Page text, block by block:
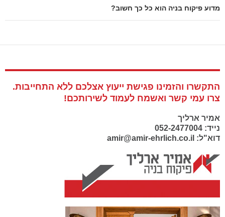
מדוע פיקוח בניה הוא כל כך חשוב?
התקשרו והזמינו פגישת ייעוץ אצלכם ללא התחייבות.
צרו עמי קשר ואשמח לעמוד לשירותכם!
אמיר ארליך
נייד: 052-2477004
דוא"ל: amir@amir-ehrlich.co.il